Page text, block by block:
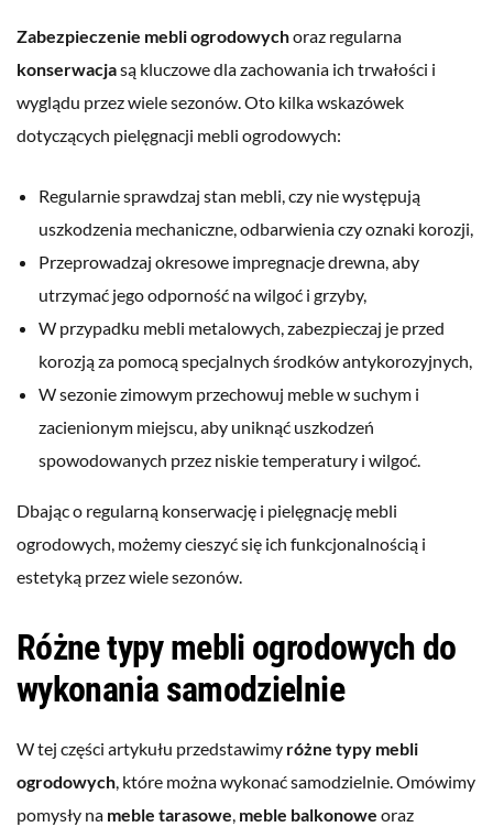
Zabezpieczenie mebli ogrodowychoraz regularna
konserwacjasą kluczowe dla zachowania ich trwałości i
wyglądu przez wiele sezonów. Oto kilka wskazówek
dotyczących pielęgnacji mebli ogrodowych:
Regularnie sprawdzaj stan mebli, czy nie występują
uszkodzenia mechaniczne, odbarwienia czy oznaki korozji,
Przeprowadzaj okresowe impregnacje drewna, aby
utrzymać jego odporność na wilgoć i grzyby,
W przypadku mebli metalowych, zabezpieczaj je przed
korozją za pomocą specjalnych środków antykorozyjnych,
W sezonie zimowym przechowuj meble w suchym i
zacienionym miejscu, aby uniknąć uszkodzeń
spowodowanych przez niskie temperatury i wilgoć.
Dbając o regularną konserwację i pielęgnację mebli
ogrodowych, możemy cieszyć się ich funkcjonalnością i
estetyką przez wiele sezonów.
Różne typy mebli ogrodowych do
wykonania samodzielnie
W tej części artykułu przedstawimy różne typy mebli
ogrodowych, które można wykonać samodzielnie. Omówimy
pomysły na meble tarasowe, meble balkonowe oraz